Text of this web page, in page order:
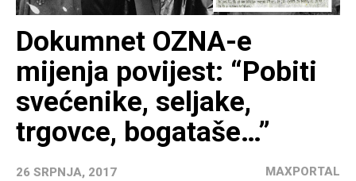
Dokumnet OZNA-e
mijenja povijest: “Pobiti
svećenike, seljake,
trgovce, bogataše…”
26 SRPNJA, 2017 MAXPORTAL